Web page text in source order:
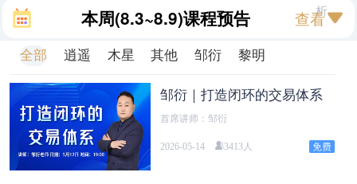
析
本周(8.3~8.9)课程预告 查看
全部 逍遥 木星 其他 邹衍 黎明
邹衍｜打造闭环的交易体系
首席讲师：邹衍
2026-05-14 3413人